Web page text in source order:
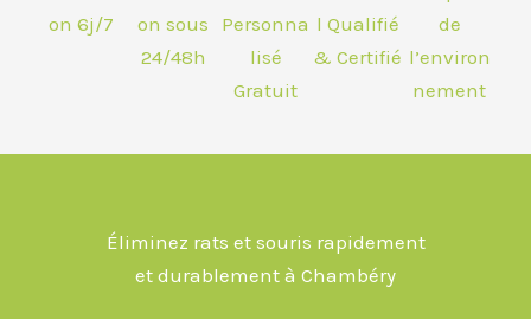
on 6j/7
on sous
24/48h
Personna
lisé
Gratuit
l Qualifié
& Certifié
de
l’environ
nement
Éliminez rats et souris rapidement
et durablement à Chambéry